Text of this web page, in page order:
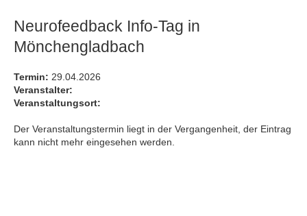
Neurofeedback Info-Tag in
Mönchengladbach
Termin: 29.04.2026
Veranstalter:
Veranstaltungsort:
Der Veranstaltungstermin liegt in der Vergangenheit, der Eintrag
kann nicht mehr eingesehen werden.